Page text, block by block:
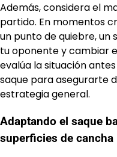
Además, considera el
partido. En momentos
un punto de quiebre, un
tu oponente y cambiar
evalúa la situación
saque para asegurarte
estrategia general.
Adaptando el saque
superficies de cancha